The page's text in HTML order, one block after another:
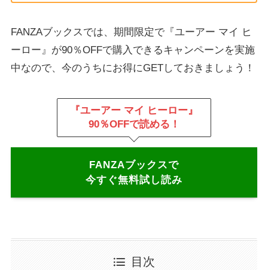
FANZAブックスでは、期間限定で『ユーアー マイ ヒ
ーロー』が90％OFFで購入できるキャンペーンを実施
中なので、今のうちにお得にGETしておきましょう！
『ユーアー マイ ヒーロー』
90％OFFで読める！
FANZAブックスで
今すぐ無料試し読み
目次